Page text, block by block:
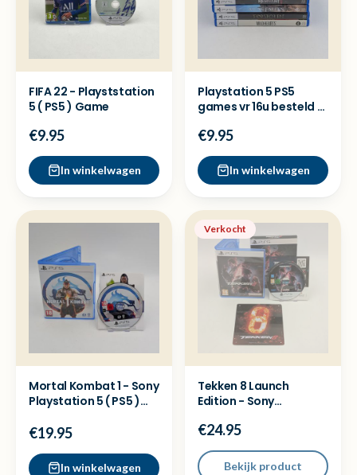
FIFA 22 - Playststation
5 ( PS5 ) Game
€9.95
In winkelwagen
Playstation 5 PS5
games vr 16u besteld =
€9.95
In winkelwagen
Mortal Kombat 1 - Sony
Playstation 5 ( PS5 )
€19.95
In winkelwagen
Verkocht
Tekken 8 Launch
Edition - Sony
Game
€24.95
Bekijk product